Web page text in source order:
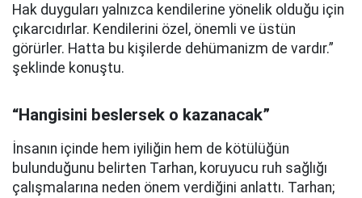
Hak duyguları yalnızca kendilerine yönelik olduğu için
çıkarcıdırlar. Kendilerini özel, önemli ve üstün
görürler. Hatta bu kişilerde dehümanizm de vardır.”
şeklinde konuştu.
“Hangisini beslersek o kazanacak”
İnsanın içinde hem iyiliğin hem de kötülüğün
bulunduğunu belirten Tarhan, koruyucu ruh sağlığı
çalışmalarına neden önem verdiğini anlattı. Tarhan;